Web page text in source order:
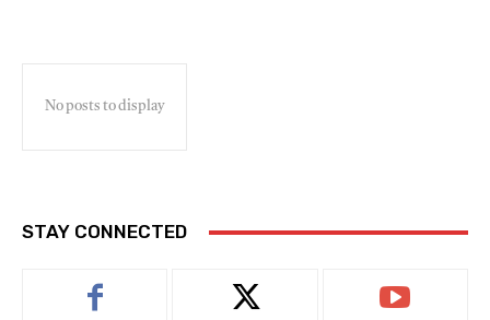
No posts to display
STAY CONNECTED